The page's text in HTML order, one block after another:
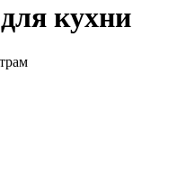
кухни